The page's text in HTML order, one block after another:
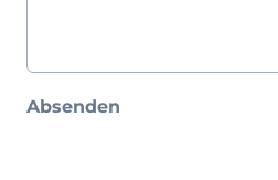
XOOON Prospekt
Casada - Wohnträume erfüllen
Absenden